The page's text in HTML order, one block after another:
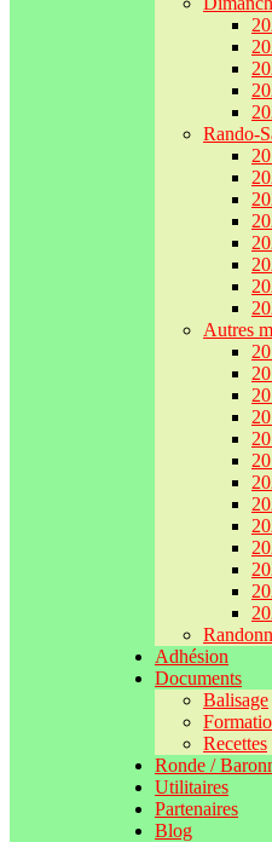
Rando-
Autres
Adhésion
Documents
Balisage
Recettes
Ronde /
Utilitaires
Partenaires
Blog